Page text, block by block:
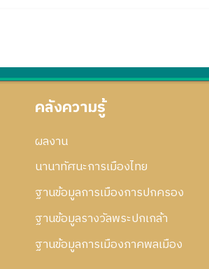
คลังความรู้
ผลงาน
นานาทัศนะการเมืองไทย
ฐานข้อมูลการเมืองการปกครอง
ฐานข้อมูลรางวัลพระปกเกล้า
ฐานข้อมูลการเมืองภาคพลเมือง